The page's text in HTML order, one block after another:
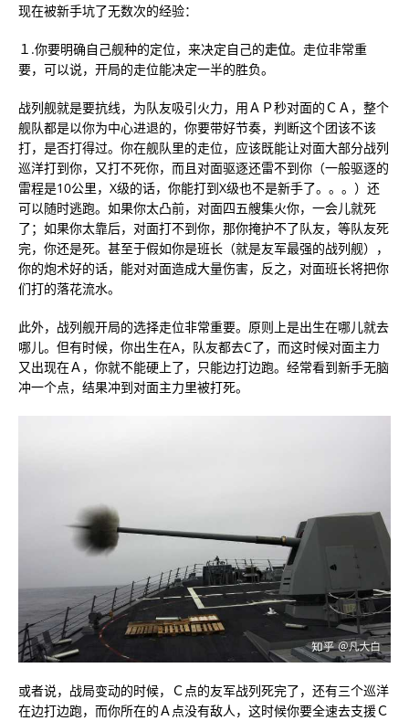
现在被新手坑了无数次的经验：
１.你要明确自己舰种的定位，来决定自己的走位。走位非常重
要，可以说，开局的走位能决定一半的胜负。
战列舰就是要抗线，为队友吸引火力，用ＡＰ秒对面的ＣＡ，整个
舰队都是以你为中心进退的，你要带好节奏，判断这个团该不该
打，是否打得过。你在舰队里的走位，应该既能让对面大部分战列
巡洋打到你，又打不死你，而且对面驱逐还雷不到你（一般驱逐的
雷程是10公里，X级的话，你能打到X级也不是新手了。。。）还
可以随时逃跑。如果你太凸前，对面四五艘集火你，一会儿就死
了；如果你太靠后，对面打不到你，那你掩护不了队友，等队友死
完，你还是死。甚至于假如你是班长（就是友军最强的战列舰），
你的炮术好的话，能对对面造成大量伤害，反之，对面班长将把你
们打的落花流水。
此外，战列舰开局的选择走位非常重要。原则上是出生在哪儿就去
哪儿。但有时候，你出生在A，队友都去C了，而这时候对面主力
又出现在Ａ，你就不能硬上了，只能边打边跑。经常看到新手无脑
冲一个点，结果冲到对面主力里被打死。
或者说，战局变动的时候，Ｃ点的友军战列死完了，还有三个巡洋
在边打边跑，而你所在的Ａ点没有敌人，这时候你要全速去支援Ｃ